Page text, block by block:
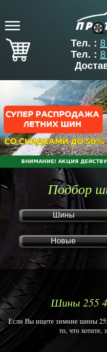
Тел. :
Тел. :
Подбор
Шины
Новые
Шины 255
Если Вы ищете зимние шины
то, что хотите,